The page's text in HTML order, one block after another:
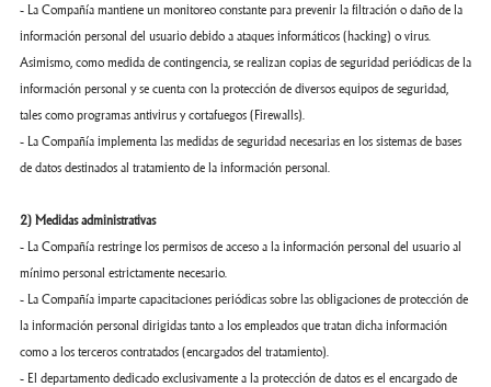
- La Compañía mantiene un monitoreo constante para prevenir la filtración o daño de la
información personal del usuario debido a ataques informáticos (hacking) o virus.
Asimismo, como medida de contingencia, se realizan copias de seguridad periódicas de la
información personal y se cuenta con la protección de diversos equipos de seguridad,
tales como programas antivirus y cortafuegos (Firewalls).
- La Compañía implementa las medidas de seguridad necesarias en los sistemas de bases
de datos destinados al tratamiento de la información personal.
2) Medidas administrativas
- La Compañía restringe los permisos de acceso a la información personal del usuario al
mínimo personal estrictamente necesario.
- La Compañía imparte capacitaciones periódicas sobre las obligaciones de protección de
la información personal dirigidas tanto a los empleados que tratan dicha información
como a los terceros contratados (encargados del tratamiento).
- El departamento dedicado exclusivamente a la protección de datos es el encargado de